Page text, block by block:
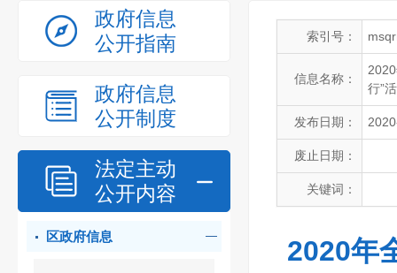
政府信息
公开指南
政府信息
公开制度
法定主动
公开内容
区政府信息
索引号：
信息名称：
行”
发布日期：
废止日期：
关键词：
2020年